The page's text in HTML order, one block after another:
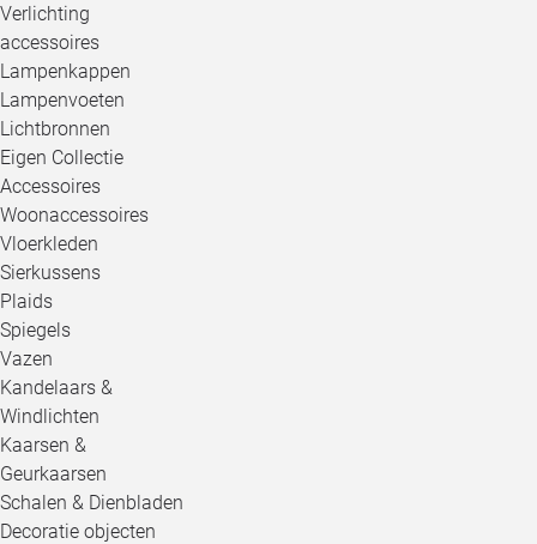
Verlichting
accessoires
Lampenkappen
Lampenvoeten
Lichtbronnen
Eigen Collectie
Accessoires
Woonaccessoires
Vloerkleden
Sierkussens
Plaids
Spiegels
Vazen
Kandelaars &
Windlichten
Kaarsen &
Geurkaarsen
Schalen & Dienbladen
Decoratie objecten